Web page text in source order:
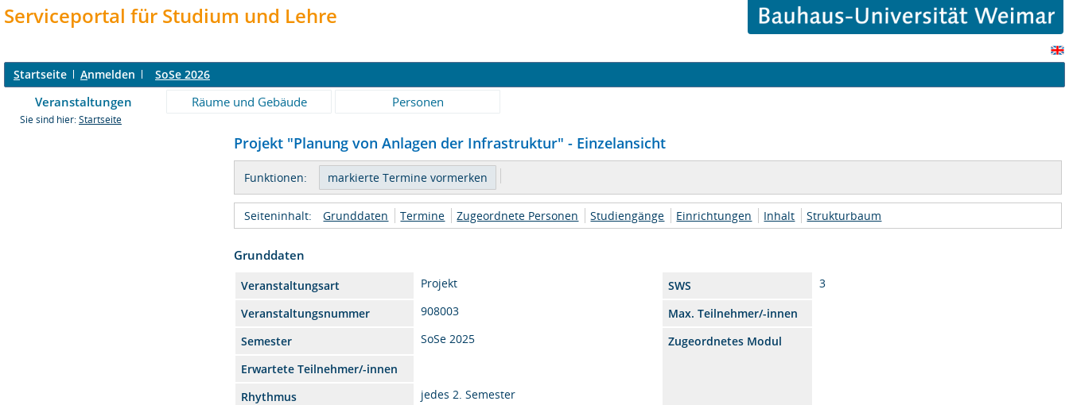
Serviceportal für Studium und Lehre
Startseite Anmelden SoSe 2026
Veranstaltungen Räume und Gebäude Personen
Sie sind hier: Startseite
Projekt "Planung von Anlagen der Infrastruktur" - Einzelansicht
Funktionen:
Seiteninhalt: Grunddaten Termine Zugeordnete Personen Studiengänge Einrichtungen Inhalt Strukturbaum
Grunddaten
Veranstaltungsart Projekt SWS
3
Veranstaltungsnummer
908003
Max. Teilnehmer/-innen
Semester
SoSe 2025
Zugeordnetes Modul
Erwartete Teilnehmer/-innen
Rhythmus
jedes 2. Semester